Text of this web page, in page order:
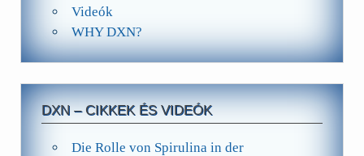
Videók
WHY DXN?
DXN – CIKKEK ÉS VIDEÓK
Die Rolle von Spirulina in der